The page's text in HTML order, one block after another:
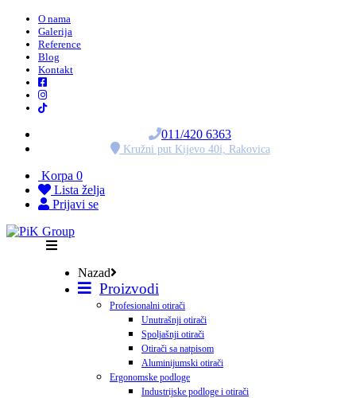
O nama
Galerija
Reference
Blog
Kontakt
011/420 6363
Kružni put Kijevo 40i, Rakovica
Korpa 0
Lista želja
Prijavi se
Nazad
Proizvodi
Profesionalni otirači
Unutrašnji otirači
Spoljašnji otirači
Otirači sa natpisom
Aluminijumski otirači
Ergonomske podloge
Industrijske podloge i otirači